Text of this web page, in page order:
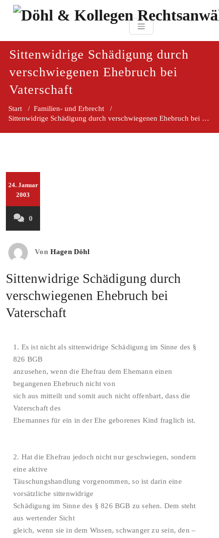
Zum
Döhl & Kollegen
Sittenwidrige Schädigung durch
verschwiegenen Ehebruch bei
Vaterschaft
Start / Familien- und Erbrecht /
Sittenwidrige Schädigung durch verschwiegenen Ehebruch bei
24. Januar
2003
0
Von Hagen Döhl
Sittenwidrige Schädigung durch
verschwiegenen Ehebruch bei
Vaterschaft
1. Es ist nicht als sittenwidrige Schädigung im Sinne des §
826 BGB
anzusehen, wenn die Ehefrau dem Ehemann einen
begangenen Ehebruch nicht von
sich aus mitteilt und somit auch nicht offenbart, dass die
Vaterschaft des
Ehemannes für ein in der Ehe geborenes Kind fraglich ist.
2. Hat die Ehefrau jedoch nicht nur geschwiegen, sondern
eine aktive
Täuschungshandlung vorgenommen, so ist darin eine
vorsätzliche sittenwidrige
Schädigung im Sinne des § 826 BGB zu sehen. Dem steht
aus wertender Sicht
gleich, wenn sie in dem Wissen, schwanger zu sein, den –